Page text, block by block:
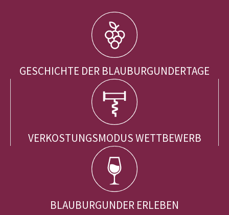
GESCHICHTE DER BLAUBURGUNDERTAGE
VERKOSTUNGSMODUS WETTBEWERB
BLAUBURGUNDER ERLEBEN